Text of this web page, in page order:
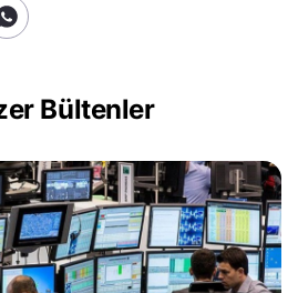
Bültenler